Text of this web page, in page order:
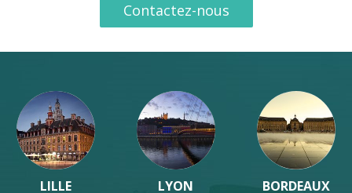
Contactez-nous
LILLE
LYON
BORDEAUX